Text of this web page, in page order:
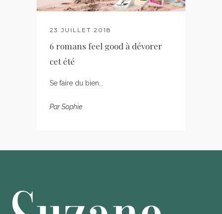
23 JUILLET 2018
6 romans feel good à dévorer
cet été
Se faire du bien...
ParSophie